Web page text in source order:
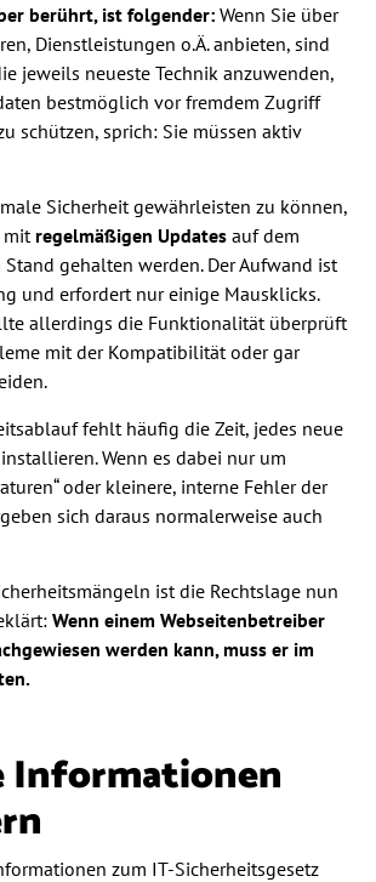
berührt, ist folgender: Wenn Sie über
Dienstleistungen o.Ä. anbieten, sind
jeweils neueste Technik anzuwenden,
bestmöglich vor fremdem Zugriff
schützen, sprich: Sie müssen aktiv
Sicherheit gewährleisten zu können,
mitregelmäßigen Updates auf dem
gehalten werden. Der Aufwand ist
und erfordert nur einige Mausklicks.
allerdings die Funktionalität überprüft
mit der Kompatibilität oder gar
fehlt häufig die Zeit, jedes neue
Wenn es dabei nur um
oder kleinere, interne Fehler der
sich daraus normalerweise auch
ist die Rechtslage nun
Wenn einem Webseitenbetreiber
werden kann, muss er im
Informationen
zum IT-Sicherheitsgesetz